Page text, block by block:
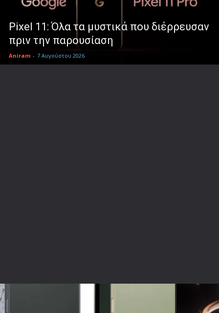
Pixel 11: Όλα τα μυστικά που διέρρευσαν
πριν την παρουσίαση
Aniram - 7 Αυγούστου 2026